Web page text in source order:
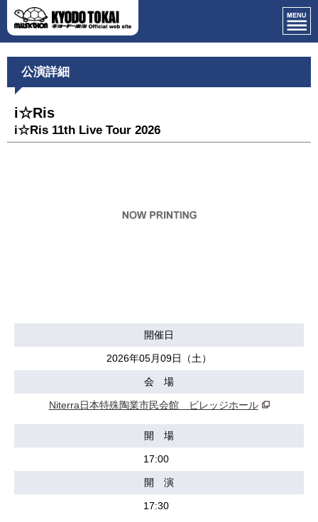
公演詳細
i☆Ris
i☆Ris 11th Live Tour 2026
開催日
2026年05月09日（土）
会 場
Niterra日本特殊陶業市民会館 ビレッジホール
開 場
17:00
開 演
17:30